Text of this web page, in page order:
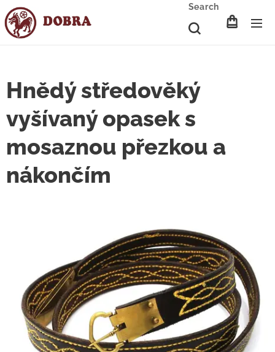
Search
Hnědý středověký
vyšívaný opasek s
mosaznou přezkou a
nákončím